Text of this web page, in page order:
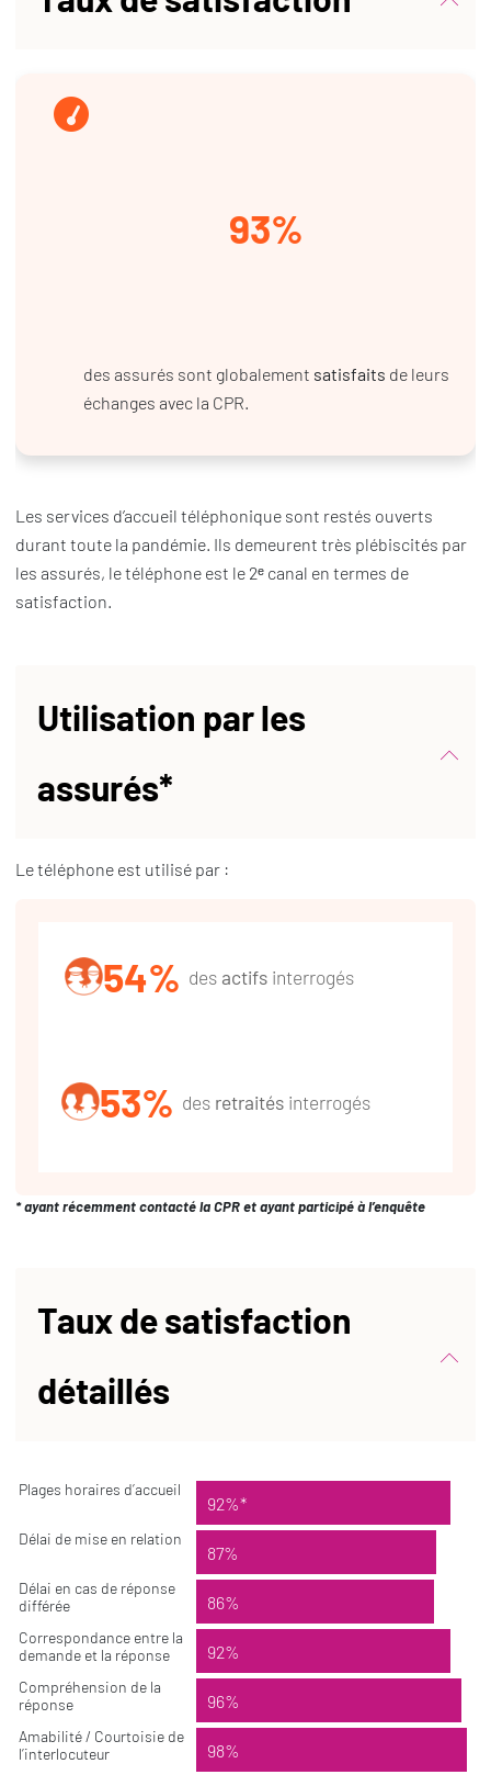
93%
des assurés sont globalement satisfaits de leurs
échanges avec la CPR.
Les services d’accueil téléphonique sont restés ouverts
durant toute la pandémie. Ils demeurent très plébiscités par
les assurés, le téléphone est le 2ᵉ canal en termes de
satisfaction.
Utilisation par les
assurés*
Le téléphone est utilisé par :
54% des actifs interrogés
53% des retraités interrogés
* ayant récemment contacté la CPR et ayant participé à l’enquête
Taux de satisfaction
détaillés
Plages horaires d’accueil
92%*
Délai de mise en relation
87%
Délai en cas de réponse
différée
86%
Correspondance entre la
demande et la réponse
92%
Compréhension de la
réponse
96%
Amabilité / Courtoisie de
l’interlocuteur
98%